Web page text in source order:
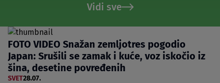
Vidi sve
FOTO VIDEO Snažan zemljotres pogodio
Japan: Srušili se zamak i kuće, voz iskočio iz
šina, desetine povređenih
SVET28.07.